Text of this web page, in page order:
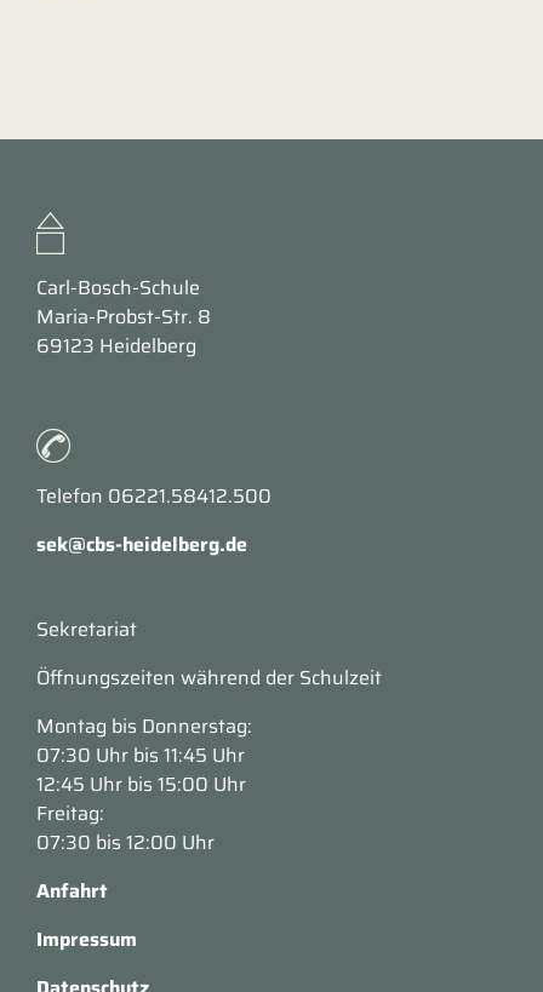
Carl-Bosch-Schule
Maria-Probst-Str. 8
69123 Heidelberg
Telefon 06221.58412.500
sek@cbs-heidelberg.de
Sekretariat
Öffnungszeiten während der Schulzeit
Montag bis Donnerstag:
07:30 Uhr bis 11:45 Uhr
12:45 Uhr bis 15:00 Uhr
Freitag:
07:30 bis 12:00 Uhr
Anfahrt
Impressum